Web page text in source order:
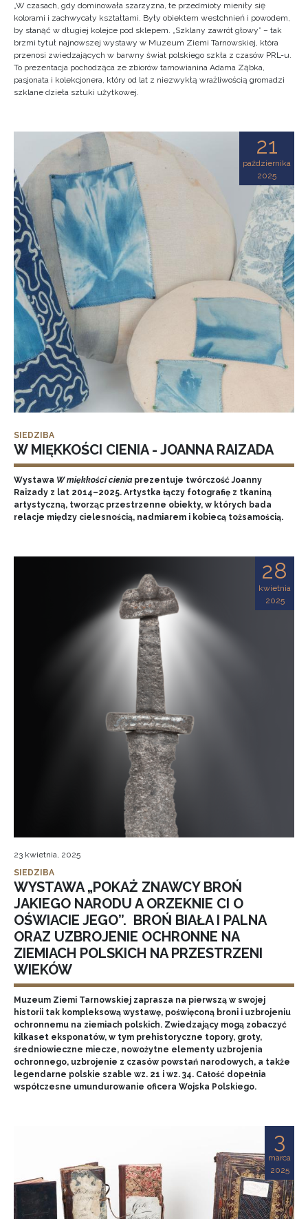
„W czasach, gdy dominowała szarzyzna, te przedmioty mieniły się
kolorami i zachwycały kształtami. Były obiektem westchnień i powodem,
by stanąć w długiej kolejce pod sklepem. „Szklany zawrót głowy” – tak
brzmi tytuł najnowszej wystawy w Muzeum Ziemi Tarnowskiej, która
przenosi zwiedzających w barwny świat polskiego szkła z czasów PRL-u.
To prezentacja pochodząca ze zbiorów tarnowianina Adama Ząbka,
pasjonata i kolekcjonera, który od lat z niezwykłą wrażliwością gromadzi
szklane dzieła sztuki użytkowej.
21
października
2025
SIEDZIBA
W MIĘKKOŚCI CIENIA - JOANNA RAIZADA
Wystawa W miękkości cieniaprezentuje twórczość Joanny
Raizady z lat 2014–2025. Artystka łączy fotografię z tkaniną
artystyczną, tworząc przestrzenne obiekty, w których bada
relacje między cielesnością, nadmiarem i kobiecą tożsamością.
28
kwietnia
2025
23 kwietnia, 2025
SIEDZIBA
WYSTAWA „POKAŻ ZNAWCY BROŃ
JAKIEGO NARODU A ORZEKNIE CI O
OŚWIACIE JEGO”. BROŃ BIAŁA I PALNA
ORAZ UZBROJENIE OCHRONNE NA
ZIEMIACH POLSKICH NA PRZESTRZENI
WIEKÓW
Muzeum Ziemi Tarnowskiej zaprasza na pierwszą w swojej
historii tak kompleksową wystawę, poświęconą broni i uzbrojeniu
ochronnemu na ziemiach polskich. Zwiedzający mogą zobaczyć
kilkaset eksponatów, w tym prehistoryczne topory, groty,
średniowieczne miecze, nowożytne elementy uzbrojenia
ochronnego, uzbrojenie z czasów powstań narodowych, a także
legendarne polskie szable wz. 21 i wz. 34. Całość dopełnia
współczesne umundurowanie oficera Wojska Polskiego.
3
marca
2025